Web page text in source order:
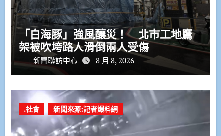
「白海豚」強風釀災！ 北市工地鷹
架被吹垮路人滑倒兩人受傷
新聞聯訪中心 8 月 8, 2026
.社會 新聞來源:記者爆料網